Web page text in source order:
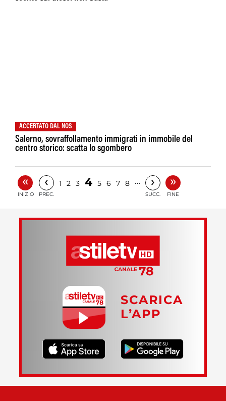
ACCERTATO DAL NOS
Salerno, sovraffollamento immigrati in immobile del
centro storico: scatta lo sgombero
«
INIZIO
‹
PREC.
1 2 3 4 5 6 7 8 … ›
SUCC.
»
FINE
SCARICA
L’APP